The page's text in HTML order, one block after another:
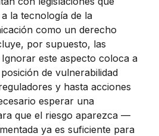
la tecnología de la
como un derecho
por supuesto, las
este aspecto coloca a
de vulnerabilidad
y hasta acciones
esperar una
que el riesgo aparezca —
ya es suficiente para